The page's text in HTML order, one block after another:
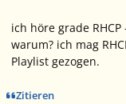
ich höre grade RHCP
warum? ich mag
Playlist gezogen.
Zitieren